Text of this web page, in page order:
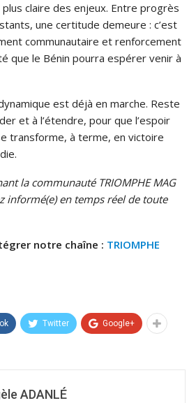
claire des enjeux. Entre progrès
une certitude demeure : c’est
communautaire et renforcement
que le Bénin pourra espérer venir à
est déjà en marche. Reste
et à l’étendre, pour que l’espoir
transforme, à terme, en victoire
la communauté TRIOMPHE MAG
informé(e) en temps réel de toute
notre chaîne : TRIOMPHE
Twitter Google+
ADANLÉ